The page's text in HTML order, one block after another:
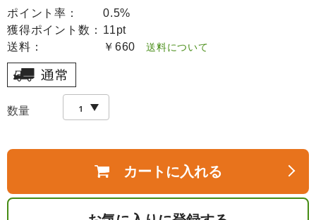
ポイント率：
0.5%
獲得ポイント数： 11pt
送料：
￥660 送料について
数量
カートに入れる